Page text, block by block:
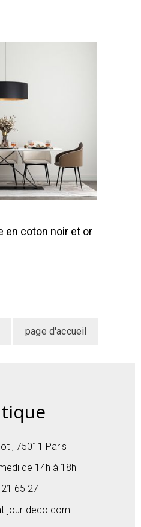
en coton noir et or
, 75011 Paris
de 14h à 18h
65 27
jour-deco.com